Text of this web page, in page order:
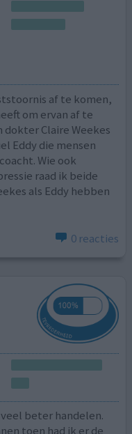
af te komen,
om ervan af te
Claire Weekes
Eddy die mensen
Wie ook
raad ik beide
als Eddy hebben
0 reacties
beter handelen.
toen had ik er de